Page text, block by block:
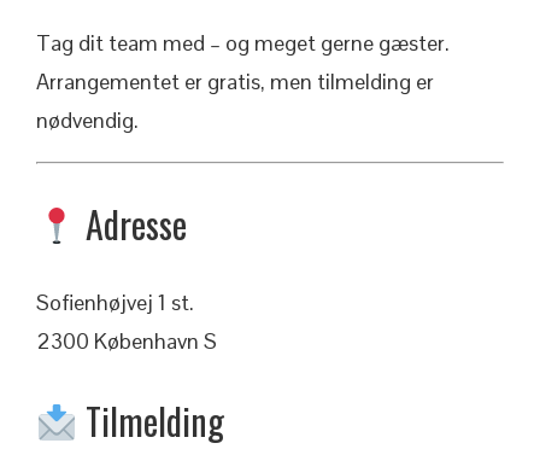
Tag dit team med – og meget gerne gæster.
Arrangementet er gratis, men tilmelding er
nødvendig.
Adresse
Sofienhøjvej 1 st.
2300 København S
Tilmelding